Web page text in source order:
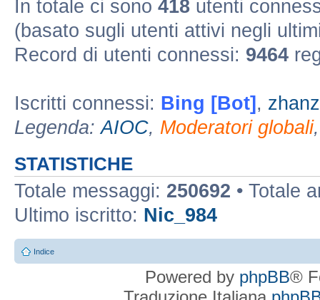
In totale ci sono 418 utenti
(basato sugli utenti attivi negli
Record di utenti connessi: 9464
Iscritti connessi: Bing [Bot] , zhanz
Legenda:AIOC, Moderatori globali
STATISTICHE
Totale messaggi: 250692 • Totale
Ultimo iscritto: Nic_984
Indice
Powered by phpBB®